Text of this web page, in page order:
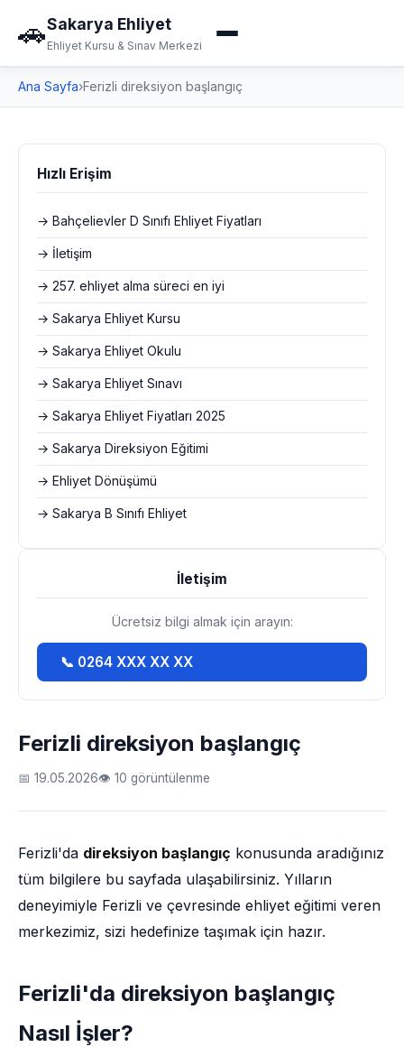
🚗Sakarya Ehliyet
Ehliyet Kursu & Sınav Merkezi
Ana Sayfa›Ferizli direksiyon başlangıç
Ferizli direksiyon başlangıç
📅 19.05.2026👁 10 görüntülenme
Ferizli'da direksiyon başlangıç konusunda aradığınız
tüm bilgilere bu sayfada ulaşabilirsiniz. Yılların
deneyimiyle Ferizli ve çevresinde ehliyet eğitimi veren
merkezimiz, sizi hedefinize taşımak için hazır.
Ferizli'da direksiyon başlangıç
Nasıl İşler?
Hızlı Erişim
→ Bahçelievler D Sınıfı Ehliyet Fiyatları
→ İletişim
→ 257. ehliyet alma süreci en iyi
→ Sakarya Ehliyet Kursu
→ Sakarya Ehliyet Okulu
→ Sakarya Ehliyet Sınavı
→ Sakarya Ehliyet Fiyatları 2025
→ Sakarya Direksiyon Eğitimi
→ Ehliyet Dönüşümü
→ Sakarya B Sınıfı Ehliyet
İletişim
Ücretsiz bilgi almak için arayın:
📞 0264 XXX XX XX